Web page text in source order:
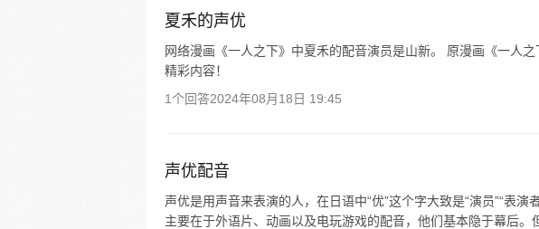
夏禾的声优
网络漫画《一人之下》中夏禾的配音演员是山新。 原漫画《一人
精彩内容！
1个回答2024年08月18日 19:45
声优配音
声优是用声音来表演的人，在日语中“优”这个字大致是“演员”“表
主要在于外语片、动画以及电玩游戏的配音，他们基本隐于幕后。